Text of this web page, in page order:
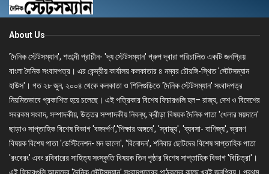
About Us
'দৈনিক স্টেটসম্যান', শতাব্দী প্রাচীন- 'দ্য স্টেটসম্যান' গ্রুপ দ্বারা পরিচালিত একটি জনপ্রিয়
বাংলা দৈনিক সংবাদপত্র। এর কেন্দ্রীয় কার্যালয় কলকাতার ৪ নম্বর চৌরঙ্গি-স্থিত 'স্টেটসম্যান
হাউস'। গত ২৮ জুন, ২০০৪ থেকে কলকাতা ও শিলিগুড়িতে 'দৈনিক স্টেটসম্যান' সংবাদপত্র
নিয়মিতভাবে প্রকাশিত হয়ে চলেছে। এই পত্রিকার বিশেষ ফিচারগুলি হল– রাজ্য, দেশ ও বিদেশের
সবরকম সংবাদ, সম্পাদকীয়, উত্তর সম্পাদকীয় নিবন্ধ, ক্রীড়া বিষয়ক দৈনিক পাতা 'খেলার ময়দানে'
ছাড়াও সাপ্তাহিক বিশেষ বিভাগ 'বঙ্গদর্পণ','শিক্ষার অঙ্গনে', 'স্বাস্থ্য', 'ব্যবসা- বাণিজ্য', ভ্রমণ
বিষয়ক বিশেষ পাতা 'ডেস্টিনেশন- মন ভালো', 'বিনোদন', শনিবার ছোটদের বিশেষ সাপ্তাহিক পাতা
'রংবেরং' এবং রবিবারের সাহিত্য সংস্কৃতি বিষয়ক তিন পৃষ্ঠার বিশেষ সাপ্তাহিক বিভাগ 'বিচিত্রা'।